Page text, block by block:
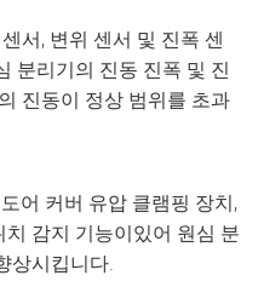
서, 변위 센서 및 진폭 센
분리기의 진동 진폭 및 진
진동이 정상 범위를 초과
어 커버 유압 클램핑 장치,
감지 기능이있어 원심 분
상시킵니다.